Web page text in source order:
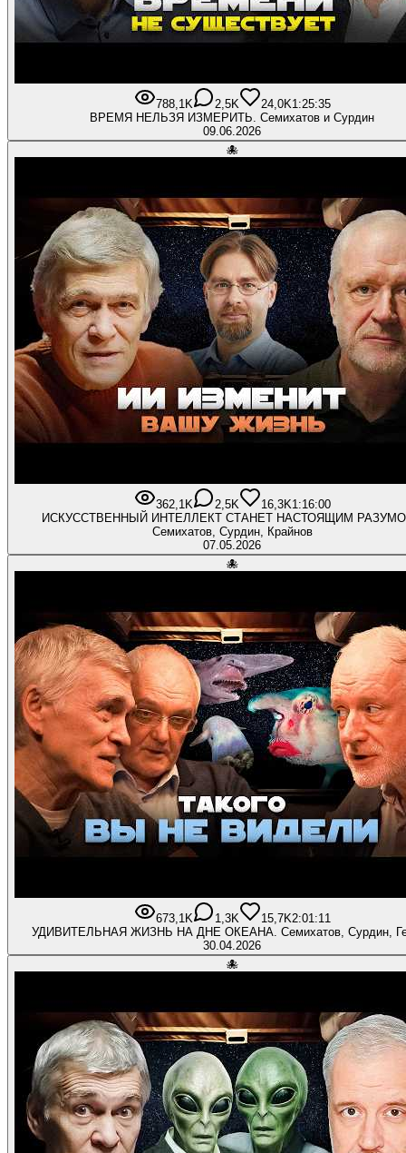
788,1K 2,5K 24,0K1:25:35
ВРЕМЯ НЕЛЬЗЯ ИЗМЕРИТЬ. Семихатов и Сурдин
09.06.2026
🐙
362,1K 2,5K 16,3K1:16:00
ИСКУССТВЕННЫЙ ИНТЕЛЛЕКТ СТАНЕТ НАСТОЯЩИМ
Семихатов, Сурдин, Крайнов
07.05.2026
🐙
673,1K 1,3K 15,7K2:01:11
УДИВИТЕЛЬНАЯ ЖИЗНЬ НА ДНЕ ОКЕАНА. Семихатов, Сурдин,
30.04.2026
🐙